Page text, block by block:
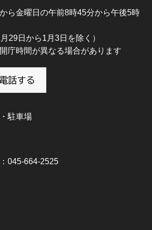
ら金曜日の午前8時45分から午後5時
29日から1月3日を除く）
庁時間が異なる場合があります
駐車場
045-664-2525